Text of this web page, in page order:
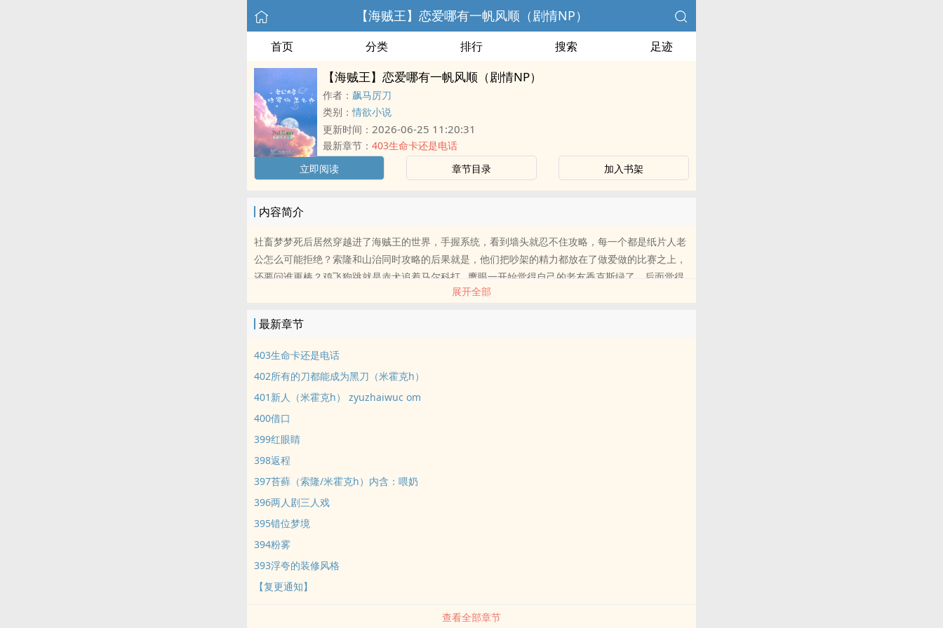
【海贼王】恋爱哪有一帆风顺（剧情NP）
首页 分类 排行 搜索 足迹
【海贼王】恋爱哪有一帆风顺（剧情NP）
作者： 飙马厉刀
类别：情欲小说
更新时间： 2026-06-25 11:20:31
最新章节： 403生命卡还是电话
立即阅读
章节目录 加入书架
内容简介
社畜梦梦死后居然穿越进了海贼王的世界，手握系统，看到墙头就忍不住攻略，每一个都是纸片人老
公怎么可能拒绝？索隆和山治同时攻略的后果就是，他们把吵架的精力都放在了做爱做的比赛之上，
还要问谁更棒？鸡飞狗跳就是赤犬追着马尔科打…鹰眼一开始觉得自己的老友香克斯绿了，后面觉得
他帽子那么多，我再给他戴一顶也无所谓了……救命，到处都是修罗场怎么办？目前写作计划：索隆
然NP。
展开全部
最新章节
403生命卡还是电话
402所有的刀都能成为黑刀（米霍克h）
401新人（米霍克h） zyuzhaiwuc om
400借口
399红眼睛
398返程
397苔藓（索隆/米霍克h）内含：喂奶
396两人剧三人戏
395错位梦境
394粉雾
393浮夸的装修风格
【复更通知】
查看全部章节